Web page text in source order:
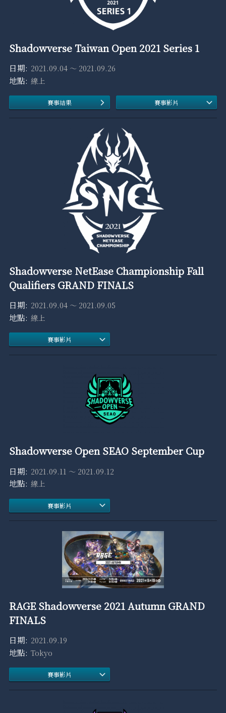
Shadowverse Taiwan Open 2021 Series 1
2021.09.04 ～ 2021.09.26
線上
賽事結果 賽事影片
Shadowverse NetEase Championship Fall
Qualifiers GRAND FINALS
2021.09.04 ～ 2021.09.05
線上
賽事影片
Shadowverse Open SEAO September Cup
2021.09.11 ～ 2021.09.12
線上
賽事影片
RAGE Shadowverse 2021 Autumn GRAND
FINALS
2021.09.19
Tokyo
賽事影片